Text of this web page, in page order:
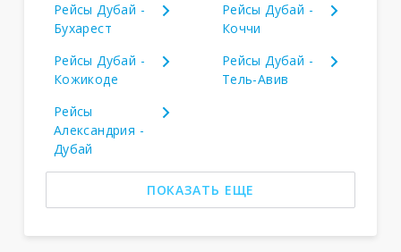
Рейсы Дубай -
Бухарест
Рейсы Дубай -
Коччи
Рейсы Дубай -
Кожикоде
Рейсы Дубай -
Тель-Авив
Рейсы
Александрия -
Дубай
ПОКАЗАТЬ ЕЩЕ